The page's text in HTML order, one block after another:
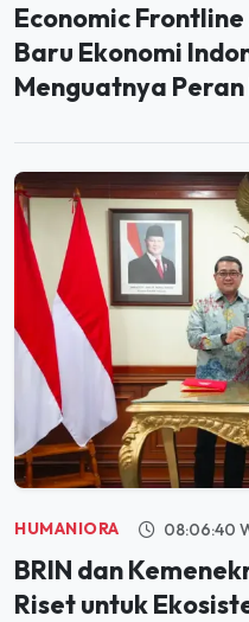
Economic
Baru Ekonomi
Menguatnya
HUMANIORA 08:06:40
BRIN dan
Riset untuk